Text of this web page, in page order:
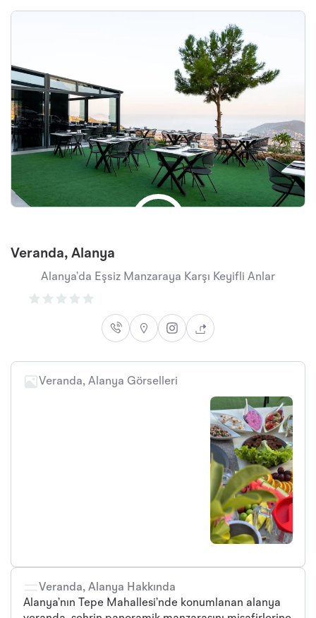
Veranda, Alanya
Alanya’da Eşsiz Manzaraya Karşı Keyifli Anlar
Veranda, Alanya Görselleri
Veranda, Alanya Hakkında
Alanya’nın Tepe Mahallesi’nde konumlanan alanya